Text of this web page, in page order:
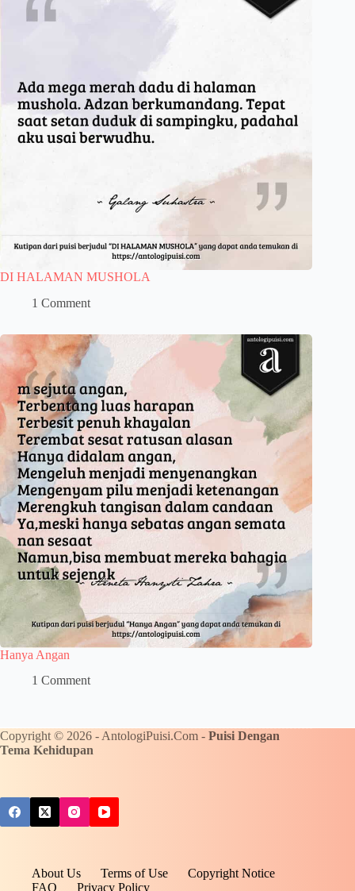
DI HALAMAN MUSHOLA
1 Comment
Hanya Angan
1 Comment
Copyright © 2026 - AntologiPuisi.Com - Puisi Dengan
Tema Kehidupan
About Us Terms of Use
Copyright Notice
FAQ
Privacy Policy